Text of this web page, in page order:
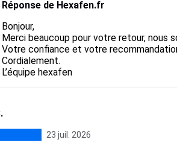
Réponse de Hexafen.fr
Bonjour,
Merci beaucoup pour votre retour, nous
Votre confiance et votre
Cordialement.
L’équipe hexafen
23 juil. 2026